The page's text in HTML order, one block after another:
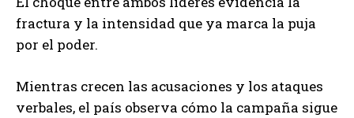
fractura y la intensidad que ya marca la puja
por el poder.
Mientras crecen las acusaciones y los ataques
verbales, el país observa cómo la campaña sigue